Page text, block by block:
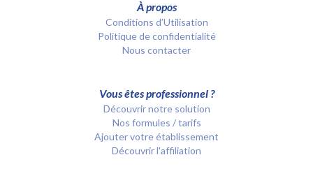
À propos
Conditions d’Utilisation
Politique de confidentialité
Nous contacter
Vous êtes professionnel ?
Découvrir notre solution
Nos formules / tarifs
Ajouter votre établissement
Découvrir l'affiliation